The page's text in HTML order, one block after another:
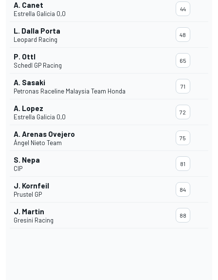
A. Canet
Estrella Galicia 0,0
44
L. Dalla Porta
Leopard Racing
48
P. Ottl
Schedl GP Racing
65
A. Sasaki
Petronas Raceline Malaysia Team Honda
71
A. Lopez
Estrella Galicia 0,0
72
A. Arenas Ovejero
Ángel Nieto Team
75
S. Nepa
CIP
81
J. Kornfeil
Prustel GP
84
J. Martin
Gresini Racing
88